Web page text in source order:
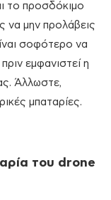
το προσδόκιμο
να μην προλάβεις
σοφότερο να
εμφανιστεί η
Άλλωστε,
μπαταρίες.
του drone